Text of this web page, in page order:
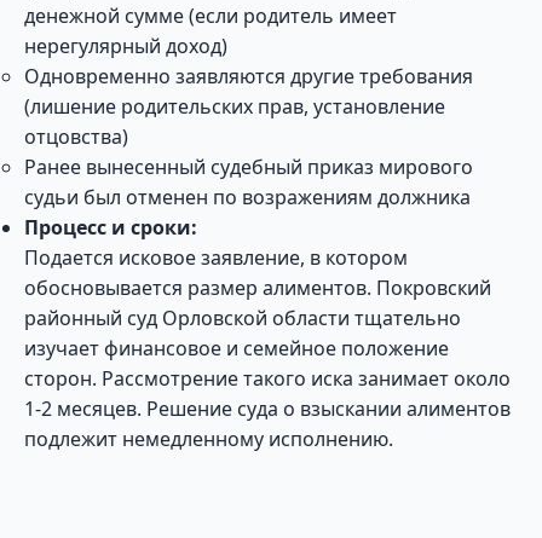
денежной сумме (если родитель имеет
нерегулярный доход)
Одновременно заявляются другие требования
(лишение родительских прав, установление
отцовства)
Ранее вынесенный судебный приказ мирового
судьи был отменен по возражениям должника
Процесс и сроки:
Подается исковое заявление, в котором
обосновывается размер алиментов. Покровский
районный суд Орловской области тщательно
изучает финансовое и семейное положение
сторон. Рассмотрение такого иска занимает около
1-2 месяцев. Решение суда о взыскании алиментов
подлежит немедленному исполнению.